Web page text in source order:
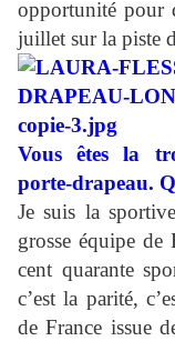
opportunité pour
juillet sur la piste
Vous êtes la
porte-drapeau.
Je suis la
grosse équipe
cent quarante
c’est la parité,
de France issue